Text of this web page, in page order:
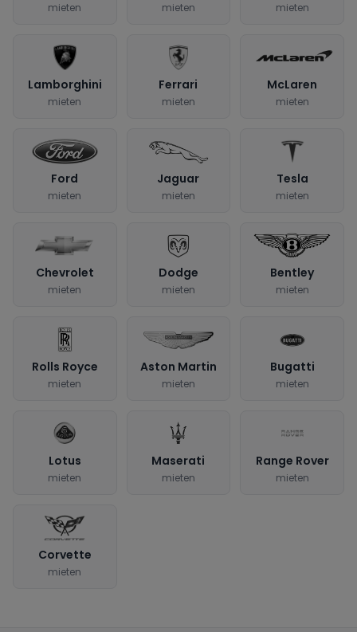
mieten mieten mieten
Lamborghini
mieten
Ferrari
mieten
McLaren
mieten
Ford
mieten
Jaguar
mieten
Tesla
mieten
Chevrolet
mieten
Dodge
mieten
Bentley
mieten
Rolls Royce
mieten
Aston Martin
mieten
Bugatti
mieten
Lotus
mieten
Maserati
mieten
Range Rover
mieten
Corvette
mieten